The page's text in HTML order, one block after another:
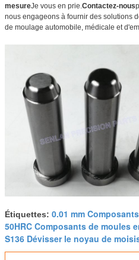
mesureJe vous en prie.Contactez-nous
nous engageons à fournir des solutions
de moulage automobile, médicale et
Étiquettes: 0.01 mm
50HRC Composants de moules
S136 Dévisser le noyau de